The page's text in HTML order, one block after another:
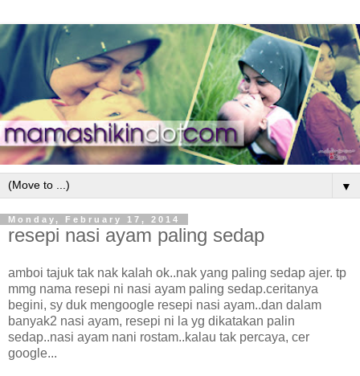
▼
Monday, February 17, 2014
resepi nasi ayam paling sedap
amboi tajuk tak nak kalah ok..nak yang paling sedap ajer. tp
mmg nama resepi ni nasi ayam paling sedap.ceritanya
begini, sy duk mengoogle resepi nasi ayam..dan dalam
banyak2 nasi ayam, resepi ni la yg dikatakan palin
sedap..nasi ayam nani rostam..kalau tak percaya, cer
google...